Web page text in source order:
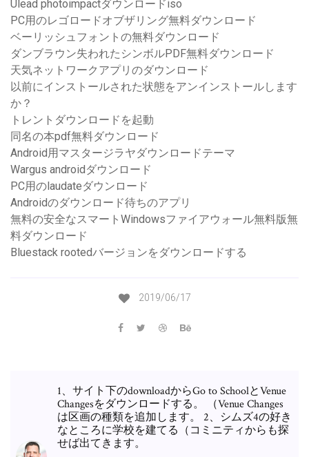
Ulead photoimpactダウンロードiso
PC用のレゴロードオブザリング無料ダウンロード
ベーリッシュフォントの無料ダウンロード
ダンブラウン失われたシンボルPDF無料ダウンロード
天気ネットワークアプリのダウンロード
以前にインストールされた状態をアンインストールします
か？
トレントダウンロードを起動
同名の本pdf無料ダウンロード
Android用マスタージラヤダウンロードテーマ
Wargus androidダウンロード
PC用のlaudateダウンロード
Androidのダウンロード待ちのアプリ
無料の安全なスマートWindowsファイアウォール無料版無
料ダウンロード
Bluestack rootedバージョンをダウンロードする
2019/06/17
1、サイト下のdownloadからGo to SchoolとVenue
Changesをダウンロードする。 （Venue Changes
は区画の種類を追加します。 2、シムズ4の好き
なところに学校を建てる（コミニティからも探
せば出てきます。